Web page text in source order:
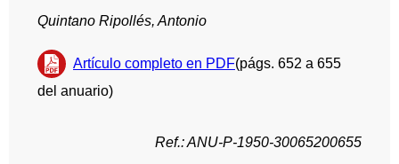
Quintano Ripollés, Antonio
Artículo completo en PDF(págs. 652 a 655
del anuario)
Ref.: ANU-P-1950-30065200655